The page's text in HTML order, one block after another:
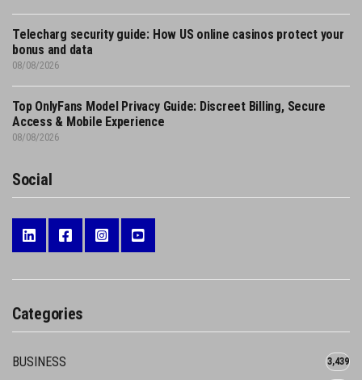
Telecharg security guide: How US online casinos protect your
bonus and data
08/08/2026
Top OnlyFans Model Privacy Guide: Discreet Billing, Secure
Access & Mobile Experience
08/08/2026
Social
Categories
BUSINESS 3,439